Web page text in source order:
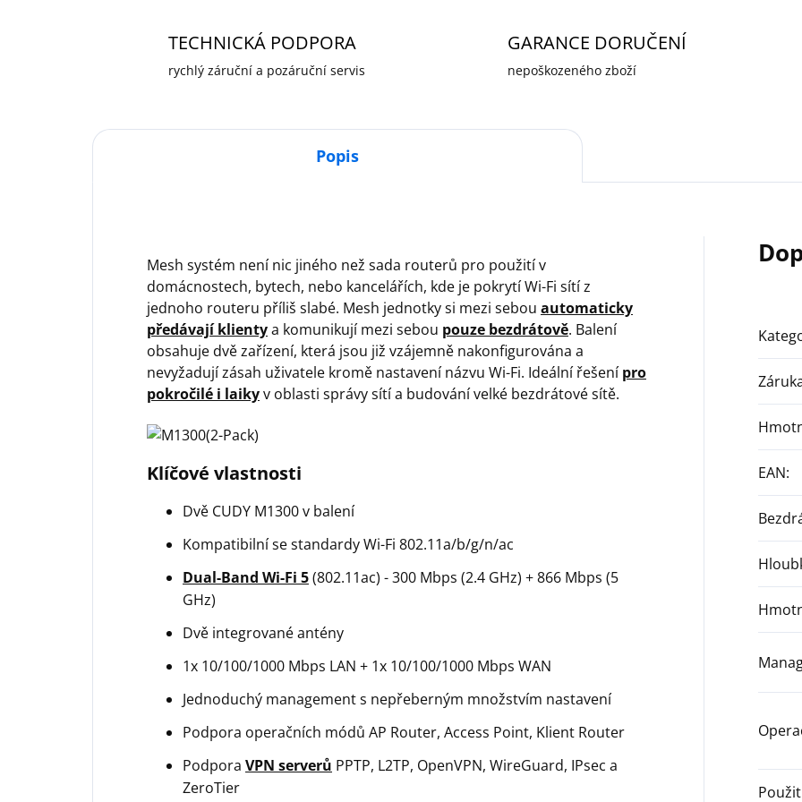
TECHNICKÁ PODPORA
rychlý záruční a pozáruční servis
GARANCE DORUČENÍ
nepoškozeného zboží
Popis
Mesh systém není nic jiného než sada routerů pro použití v
domácnostech, bytech, nebo kancelářích, kde je pokrytí Wi-Fi sítí z
jednoho routeru příliš slabé. Mesh jednotky si mezi sebou automaticky
předávají klientya komunikují mezi sebou pouze bezdrátově. Balení
obsahuje dvě zařízení, která jsou již vzájemně nakonfigurována a
nevyžadují zásah uživatele kromě nastavení názvu Wi-Fi. Ideální řešenípro
pokročilé i laikyv oblasti správy sítí a budování velké bezdrátové sítě.
Klíčové vlastnosti
Dvě CUDY M1300 v balení
Kompatibilní se standardy Wi-Fi 802.11a/b/g/n/ac
Dual-Band Wi-Fi 5(802.11ac) - 300 Mbps (2.4 GHz) + 866 Mbps (5
GHz)
Dvě integrované antény
1x 10/100/1000 Mbps LAN + 1x 10/100/1000 Mbps WAN
Jednoduchý management s nepřeberným množstvím nastavení
Podpora operačních módů AP Router, Access Point, Klient Router
Podpora VPN serverů PPTP, L2TP, OpenVPN, WireGuard, IPsec a
ZeroTier
EAN: